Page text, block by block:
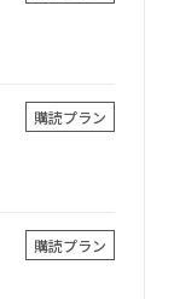
購読プラン
購読プラン